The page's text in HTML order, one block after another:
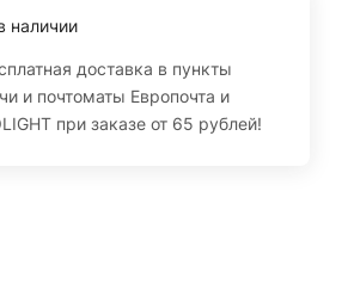
наличии
доставка в пункты
и почтоматы Европочта и
при заказе от 65 рублей!